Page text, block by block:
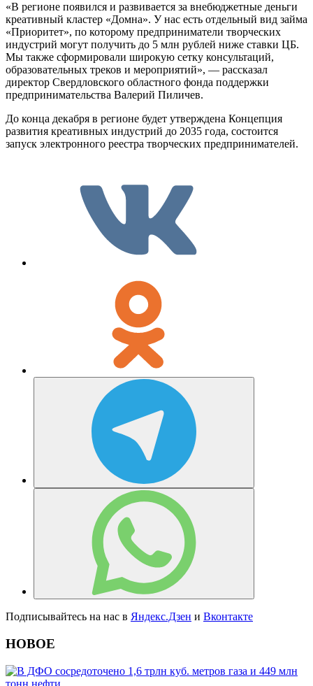
«В регионе появился и развивается за внебюджетные деньги
креативный кластер «Домна». У нас есть отдельный вид займа
«Приоритет», по которому предприниматели творческих
индустрий могут получить до 5 млн рублей ниже ставки ЦБ.
Мы также сформировали широкую сетку консультаций,
образовательных треков и мероприятий», — рассказал
директор Свердловского областного фонда поддержки
предпринимательства Валерий Пиличев.
До конца декабря в регионе будет утверждена Концепция
развития креативных индустрий до 2035 года, состоится
запуск электронного реестра творческих предпринимателей.
Подписывайтесь на нас в Яндекс.Дзен и Вконтакте
НОВОЕ